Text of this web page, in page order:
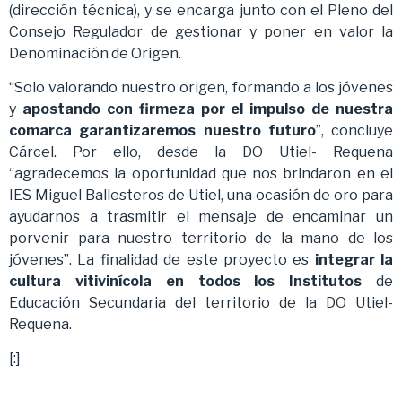
(dirección técnica), y se encarga junto con el Pleno del
Consejo Regulador de gestionar y poner en valor la
Denominación de Origen.
“Solo valorando nuestro origen, formando a los jóvenes
y apostando con firmeza por el impulso de nuestra
comarca garantizaremos nuestro futuro”, concluye
Cárcel. Por ello, desde la DO Utiel- Requena
“agradecemos la oportunidad que nos brindaron en el
IES Miguel Ballesteros de Utiel, una ocasión de oro para
ayudarnos a trasmitir el mensaje de encaminar un
porvenir para nuestro territorio de la mano de los
jóvenes”. La finalidad de este proyecto es integrar la
cultura vitivinícola en todos los Institutos de
Educación Secundaria del territorio de la DO Utiel-
Requena.
[:]